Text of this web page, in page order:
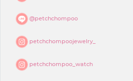
@petchchompoo
petchchompoojewelry_
petchchompoo_watch